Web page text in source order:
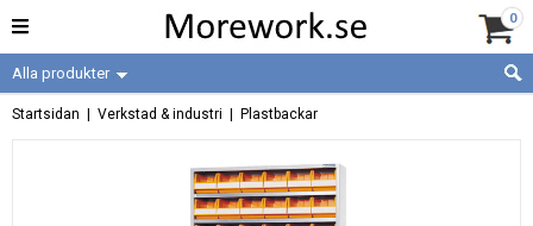
0
Alla produkter
Startsidan Verkstad & industri Plastbackar